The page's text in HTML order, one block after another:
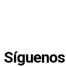
Síguenos